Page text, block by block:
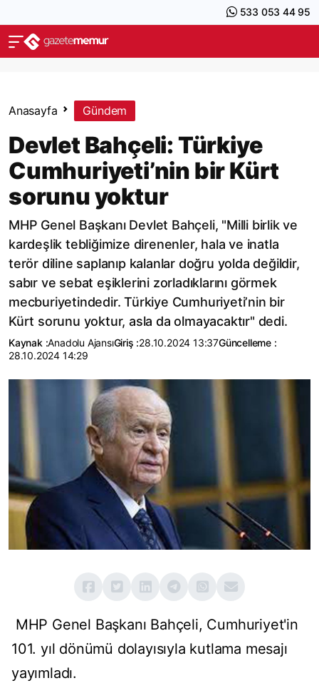
533 053 44 95
Anasayfa Gündem
Devlet Bahçeli: Türkiye
Cumhuriyeti’nin bir Kürt
sorunu yoktur
MHP Genel Başkanı Devlet Bahçeli, "Milli birlik ve
kardeşlik tebliğimize direnenler, hala ve inatla
terör diline saplanıp kalanlar doğru yolda değildir,
sabır ve sebat eşiklerini zorladıklarını görmek
mecburiyetindedir. Türkiye Cumhuriyeti’nin bir
Kürt sorunu yoktur, asla da olmayacaktır" dedi.
Kaynak :Anadolu AjansıGiriş :28.10.2024 13:37Güncelleme :
28.10.2024 14:29
MHP Genel Başkanı Bahçeli, Cumhuriyet'in
101. yıl dönümü dolayısıyla kutlama mesajı
yayımladı.